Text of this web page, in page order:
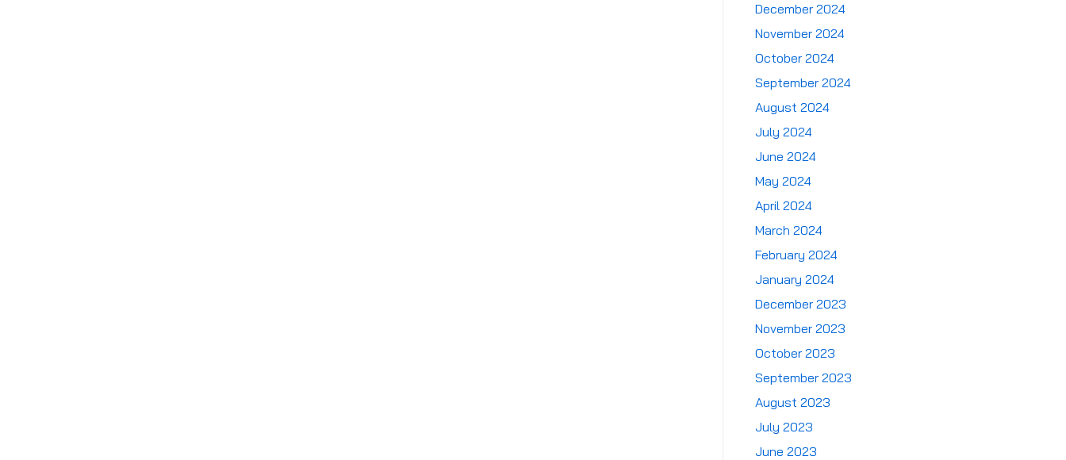
December 2024
November 2024
October 2024
September 2024
August 2024
July 2024
June 2024
May 2024
April 2024
March 2024
February 2024
January 2024
December 2023
November 2023
October 2023
September 2023
August 2023
July 2023
June 2023